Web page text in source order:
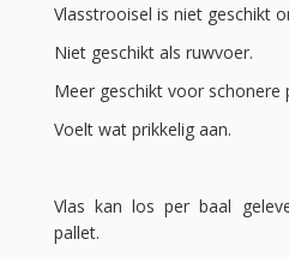
Vlasstrooisel is niet geschikt
Niet geschikt als ruwvoer.
Meer geschikt voor schonere
Voelt wat prikkelig aan.
Vlas kan los per baal
pallet.